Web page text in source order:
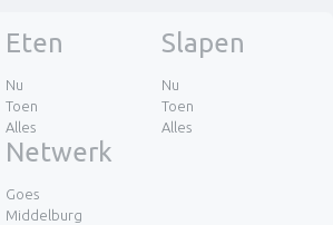
Eten
Nu
Toen
Alles
Slapen
Nu
Toen
Alles
Netwerk
Goes
Middelburg